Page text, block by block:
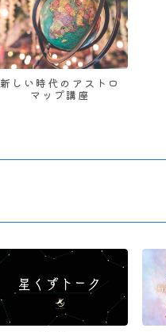
新しい時代のアストロ
マップ講座